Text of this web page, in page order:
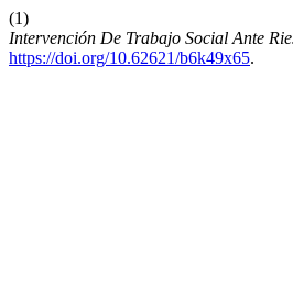
(1)
Intervención De Trabajo Social Ante
https://doi.org/10.62621/b6k49x65.